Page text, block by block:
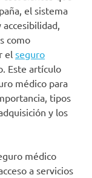
el sistema
como
el seguro
Este artículo
médico para
tipos
y los
médico
a servicios